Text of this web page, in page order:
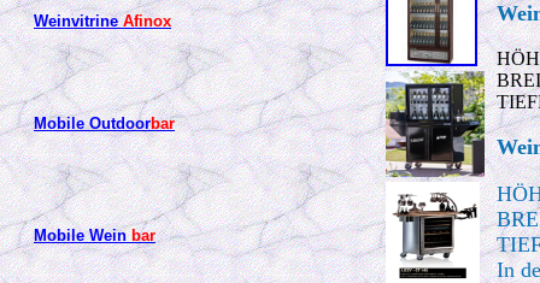
WeinvitrineAfinox
Mobile Outdoorbar
Mobile Weinbar
In